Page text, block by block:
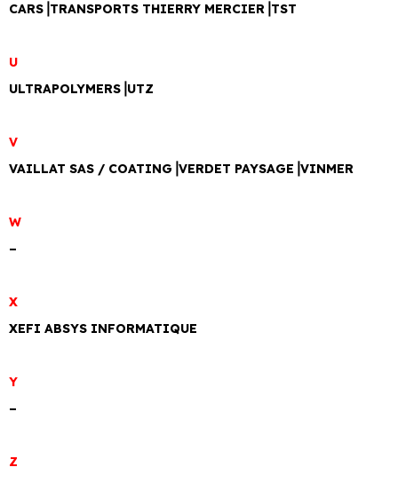
CARS⎥TRANSPORTS THIERRY MERCIER⎥TST
U
ULTRAPOLYMERS⎥UTZ
V
VAILLAT SAS / COATING⎥VERDET PAYSAGE⎥VINMER
W
–
X
XEFI ABSYS INFORMATIQUE
Y
–
Z